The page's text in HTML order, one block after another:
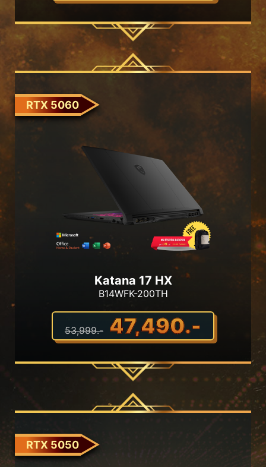
RTX 5060
Katana 17 HX
B14WFK-200TH
53,999.- 47,490.-
RTX 5050